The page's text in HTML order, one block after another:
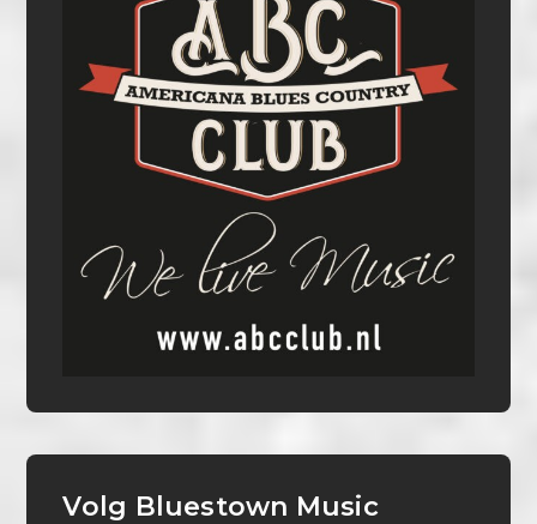
Volg Bluestown Music